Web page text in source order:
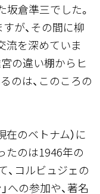
坂倉準三でした。
が、その間に柳
流を深めていま
の違い棚からヒ
のは、このころの
のベトナム）に
たのは1946年の
、コルビュジェの
への参加や、著名